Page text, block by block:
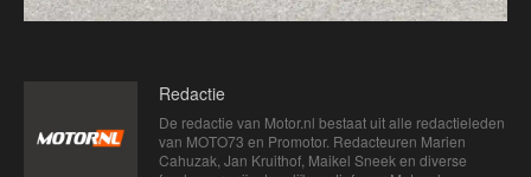
Redactie
De redactie van Motor.nl bestaat uit alle redactieleden
van MOTO73 en Promotor. Redacteuren Marien
Cahuzak, Jan Kruithof, Maikel Sneek en diverse